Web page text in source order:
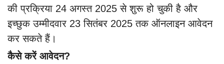
की प्रक्रिया 24 अगस्त 2025 से शुरू हो चुकी है और
इच्छुक उम्मीदवार 23 सितंबर 2025 तक ऑनलाइन आवेदन
कर सकते हैं।
कैसे करें आवेदन?